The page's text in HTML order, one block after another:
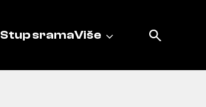
Stup sramaViše